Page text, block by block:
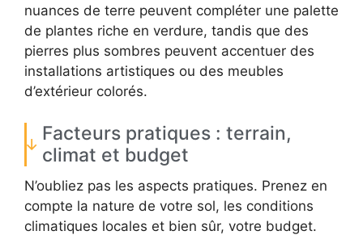
nuances de terre peuvent compléter une palette
de plantes riche en verdure, tandis que des
pierres plus sombres peuvent accentuer des
installations artistiques ou des meubles
d’extérieur colorés.
Facteurs pratiques : terrain,
climat et budget
N’oubliez pas les aspects pratiques. Prenez en
compte la nature de votre sol, les conditions
climatiques locales et bien sûr, votre budget.